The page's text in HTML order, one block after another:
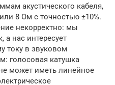
акустического кабеля,
8 Ом с точностью ±10%.
некорректно: мы
а нас интересует
току в звуковом
голосовая катушка
может иметь линейное